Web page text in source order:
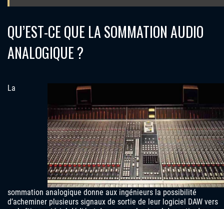
QU’EST-CE QUE LA SOMMATION AUDIO
ANALOGIQUE ?
La
sommation analogique donne aux ingénieurs la possibilité
d’acheminer plusieurs signaux de sortie de leur logiciel DAW vers